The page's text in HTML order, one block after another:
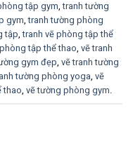
tập gym,tranh tường
gym,tranh tường phòng
tập,tranh vẽ phòng tập thể
tập thể thao, vẽ tranh
gym đẹp, vẽ tranh tường
tường phòng yoga, vẽ
thao, vẽ tường phòng gym.